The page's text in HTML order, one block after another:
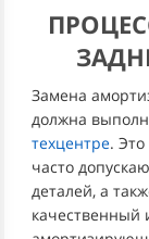
Замена
должна
техцентре.
часто
деталей, а
качественный